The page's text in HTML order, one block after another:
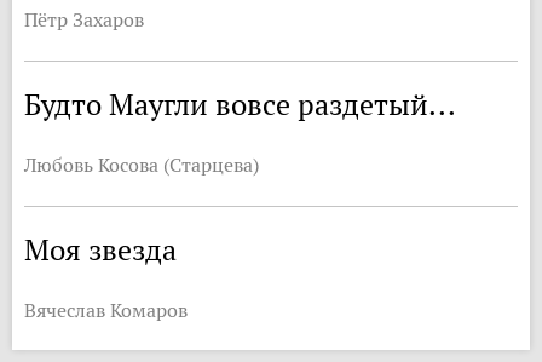
Пётр Захаров
Будто Маугли вовсе раздетый...
Любовь Косова (Старцева)
Моя звезда
Вячеслав Комаров